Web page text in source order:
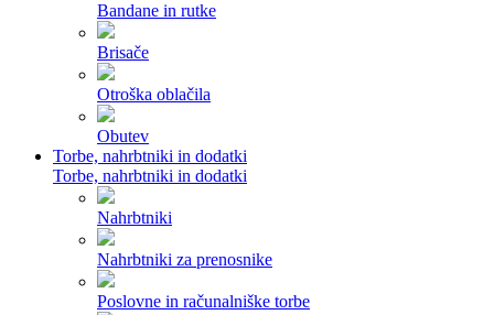
Bandane in rutke
Brisače
Otroška oblačila
Obutev
Torbe, nahrbtniki in dodatki
Torbe, nahrbtniki in dodatki
Nahrbtniki
Nahrbtniki za prenosnike
Poslovne in računalniške torbe